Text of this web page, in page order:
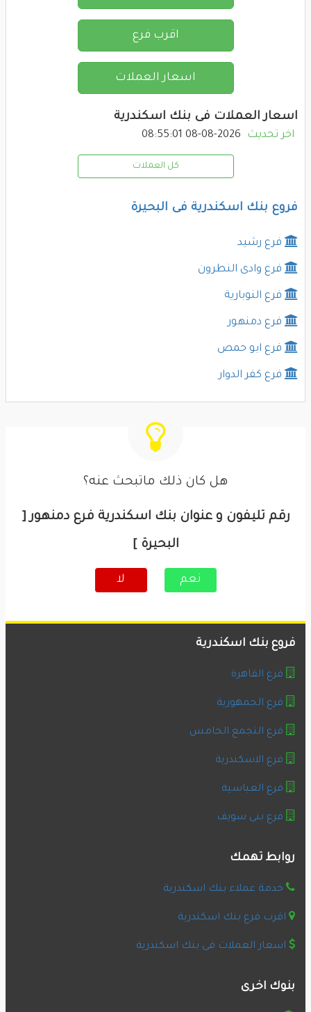
اقرب فرع
اسعار العملات
اسعار العملات فى بنك اسكندرية
اخر تحديث 2026-08-08 08:55:01
كل العملات
فروع بنك اسكندرية فى البحيرة
فرع رشيد
فرع وادى النطرون
فرع النوبارية
فرع دمنهور
فرع ابو حمص
فرع كفر الدوار
هل كان ذلك ماتبحث عنه؟
رقم تليفون و عنوان بنك اسكندرية فرع دمنهور [
البحيرة ]
نعم لا
فروع بنك اسكندرية
فرع القاهرة
فرع الجمهورية
فرع التجمع الخامس
فرع الاسكندرية
فرع العباسية
فرع بنى سويف
روابط تهمك
خدمة عملاء بنك اسكندرية
اقرب فرع بنك اسكندرية
اسعار العملات فى بنك اسكندرية
بنوك اخرى